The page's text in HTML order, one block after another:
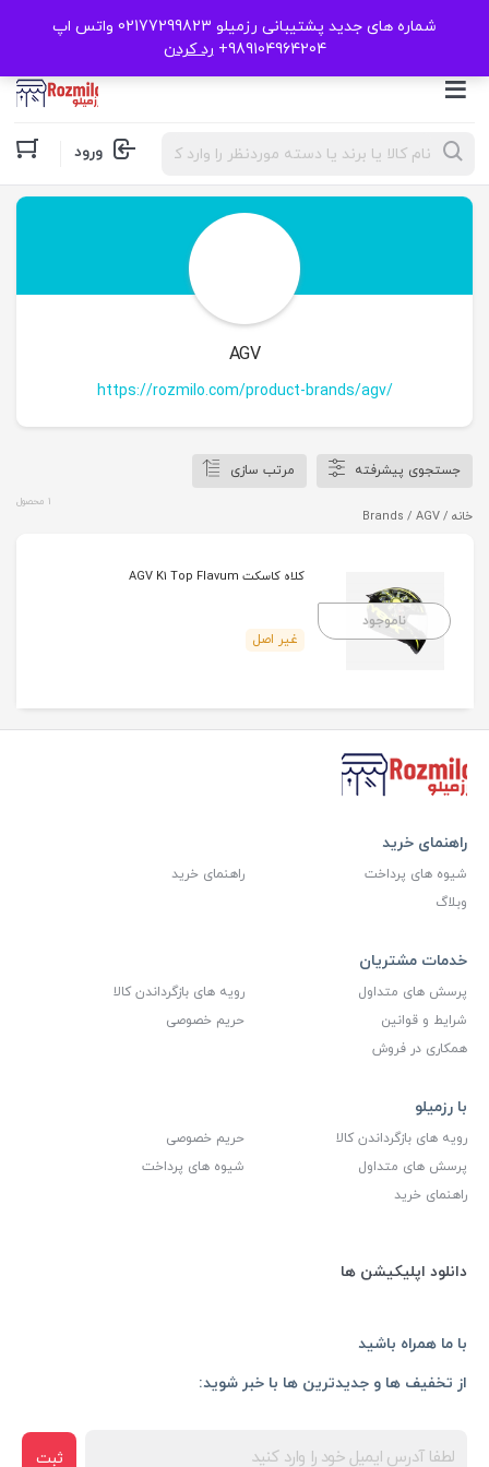
شماره های جدید پشتیبانی رزمیلو 02177299823 واتس اپ
989104964204+
رد کردن
Products
search ورود
AGV
https://rozmilo.com/product-brands/agv/
جستجوی پیشرفته مرتب سازی
خانه / Brands / AGV
1 محصول
ناموجود
کلاه کاسکت AGV K1 Top Flavum
غیر اصل
راهنمای خرید
شیوه های پرداخت
راهنمای خرید
وبلاگ
خدمات مشتریان
پرسش های متداول
رویه های بازگرداندن کالا
شرایط و قوانین
حریم خصوصی
همکاری در فروش
با رزمیلو
رویه های بازگرداندن کالا
حریم خصوصی
پرسش های متداول
شیوه های پرداخت
راهنمای خرید
دانلود اپلیکیشن ها
از تخفیف ها و جدیدترین ها با خبر شوید:
ثبت
با ما همراه باشید